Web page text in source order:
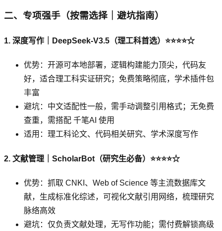
二、专项强手（按需选择｜避坑指南）
1. 深度写作｜DeepSeek-V3.5（理工科首选）⭐⭐⭐⭐☆
优势：开源可本地部署，逻辑构建能力顶尖，代码友
好，适合理工科实证研究；免费策略彻底，学术插件包
丰富
避坑：中文适配性一般，需手动调整引用格式；无免费
查重，需搭配 千笔AI 使用
适用：理工科论文、代码相关研究、学术深度写作
2. 文献管理｜ScholarBot（研究生必备）⭐⭐⭐⭐☆
优势：抓取 CNKI、Web of Science 等主流数据库文
献，生成标准化综述，可视化文献引用网络，梳理研究
脉络高效
避坑：仅负责文献处理，无写作功能；需付费解锁高级